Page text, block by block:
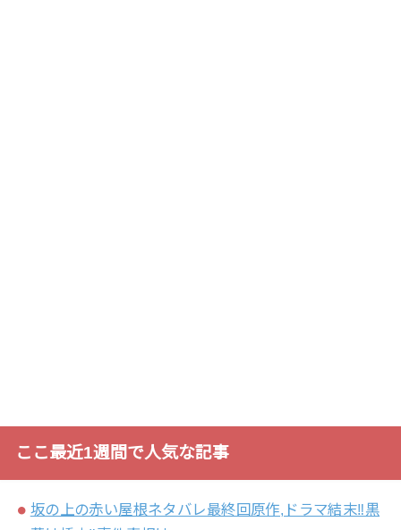
ここ最近1週間で人気な記事
坂の上の赤い屋根ネタバレ最終回原作,ドラマ結末‼黒